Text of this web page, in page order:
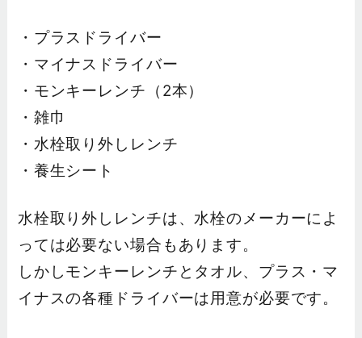
・プラスドライバー
・マイナスドライバー
・モンキーレンチ（2本）
・雑巾
・水栓取り外しレンチ
・養生シート
水栓取り外しレンチは、水栓のメーカーによ
っては必要ない場合もあります。
しかしモンキーレンチとタオル、プラス・マ
イナスの各種ドライバーは用意が必要です。